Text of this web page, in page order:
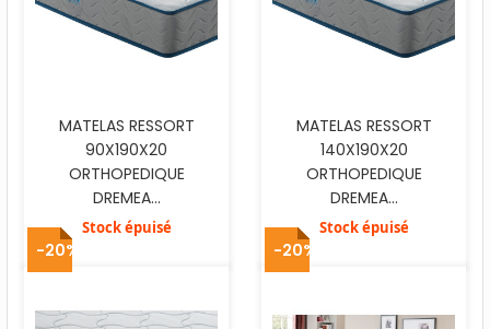
MATELAS RESSORT
90X190X20
ORTHOPEDIQUE
DREMEA...
Stock épuisé
MATELAS RESSORT
140X190X20
ORTHOPEDIQUE
DREMEA...
Stock épuisé
-20% -20%